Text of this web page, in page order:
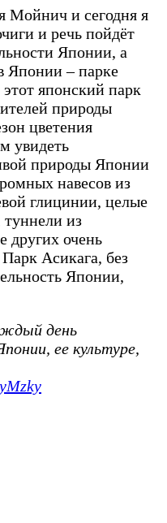
Мойнич и сегодня я
и речь пойдёт
Японии, а
Японии – парке
японский парк
природы
цветения
увидеть
природы Японии
навесов из
глицинии, целые
из
других очень
Асикага, без
Японии,
день
ее культуре,